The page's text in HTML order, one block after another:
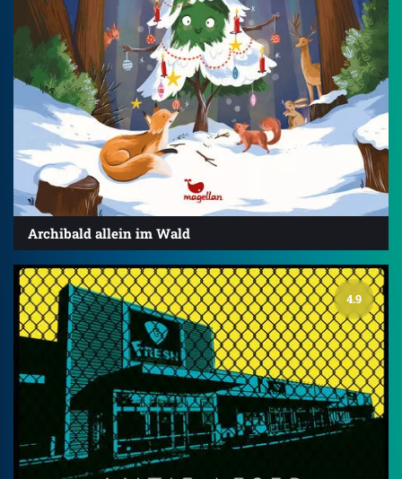
Archibald allein im Wald
4.9